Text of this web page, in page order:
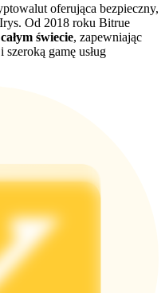
pool
oferująca bezpieczny,
Od 2018 roku Bitrue
świecie, zapewniając
gamę usług